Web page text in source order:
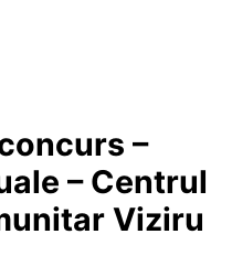
–
– Centrul
Viziru